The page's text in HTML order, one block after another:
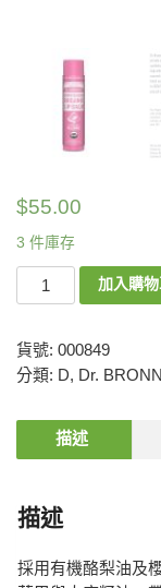
$55.00
3 件庫存
加入購
貨號: 000849
分類: D, Dr.
描述
描述
採用有機酪梨油及